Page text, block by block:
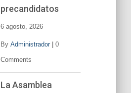
precandidatos
6 agosto, 2026
By Administrador| 0
Comments
La Asamblea